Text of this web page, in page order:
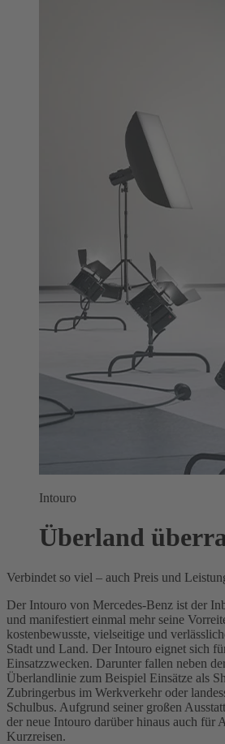
Intouro
Überland
Verbindet so viel – auch Preis und
Der Intouro von Mercedes-Benz ist der
und manifestiert einmal mehr seine
kostenbewusste, vielseitige und
Stadt und Land. Der Intouro eignet sich
Einsatzzwecken. Darunter fallen neben
Überlandlinie zum Beispiel Einsätze als
Zubringerbus im Werkverkehr oder
Schulbus. Aufgrund seiner großen
der neue Intouro darüber hinaus auch für
Kurzreisen.